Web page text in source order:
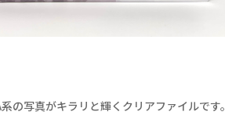
の写真がキラリと輝くクリアファイルです。